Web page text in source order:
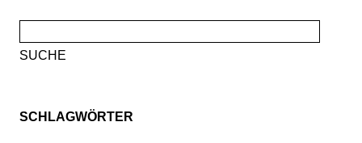
nach:
SCHLAGWÖRTER